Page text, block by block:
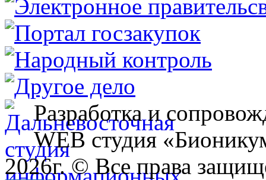
Разработка и
WEB студия
2026г. © Все права